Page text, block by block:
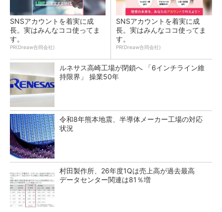
SNSアカウントを着実に成
長。実はみんなココ使ってま
す。
PR(Dreaw合同会社)
SNSアカウントを着実に成
長。実はみんなココ使ってま
す。
PR(Dreaw合同会社)
ルネサス高崎工場が閉鎖へ 「6インチライン維
持限界」 操業50年
令和8年熊本地震、半導体メーカー工場の対応
状況
村田製作所、26年度1Qは売上高が過去最高
データセンター関連は81％増